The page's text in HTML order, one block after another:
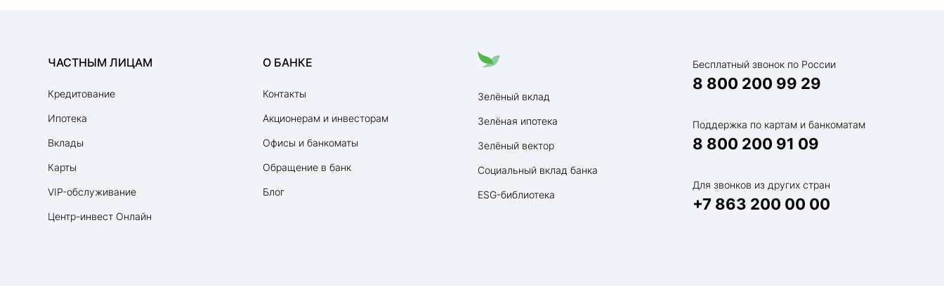
ЧАСТНЫМ ЛИЦАМ
Кредитование
Ипотека
Вклады
Карты
VIP-обслуживание
Центр-инвест Онлайн
О БАНКЕ
Контакты
Акционерам и инвесторам
Офисы и банкоматы
Обращение в банк
Блог
Зелёный вклад
Зелёная ипотека
Зелёный вектор
Социальный вклад банка
ESG-библиотека
Бесплатный звонок по России
8 800 200 99 29
Поддержка по картам и банкоматам
8 800 200 91 09
Для звонков из других стран
+7 863 200 00 00